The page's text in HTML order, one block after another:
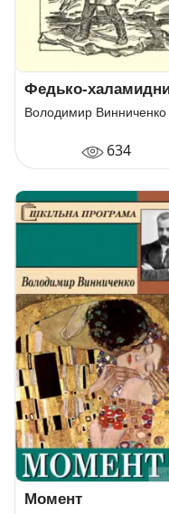
Федько-
Володимир Винниченко
634
Момент